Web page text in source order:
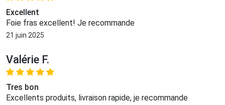
Excellent
Foie fras excellent! Je recommande
21 juin 2025
Valérie F.
Tres bon
Excellents produits, livraison rapide, je recommande